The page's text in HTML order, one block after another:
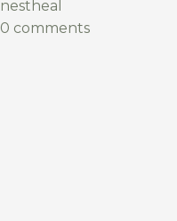
nestheal
0 comments